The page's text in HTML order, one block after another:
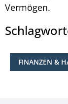
Vermögen.
FINANZEN &